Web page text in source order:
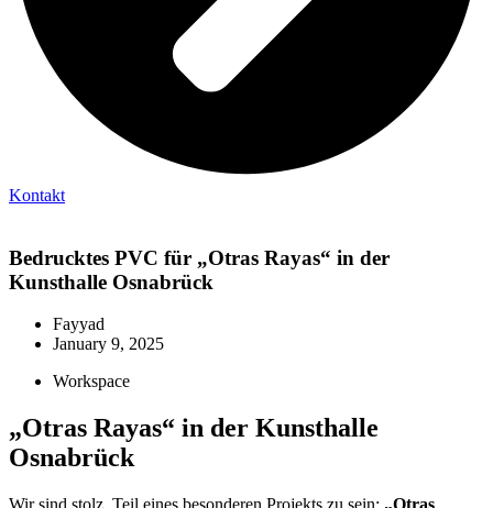
Kontakt
Bedrucktes PVC für „Otras Rayas“ in der
Kunsthalle Osnabrück
Fayyad
January 9, 2025
Workspace
„Otras Rayas“ in der Kunsthalle
Osnabrück